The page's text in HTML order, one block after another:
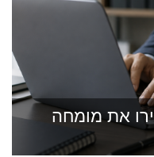
את מומחה